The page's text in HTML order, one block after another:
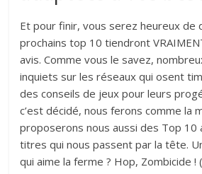
Et pour finir, vous serez heureux de
prochains top 10 tiendront
avis. Comme vous le savez,
inquiets sur les réseaux qui osent
des conseils de jeux pour leurs
c’est décidé, nous ferons comme la
proposerons nous aussi des Top 10
titres qui nous passent par la tête.
qui aime la ferme ? Hop, Zombicide !